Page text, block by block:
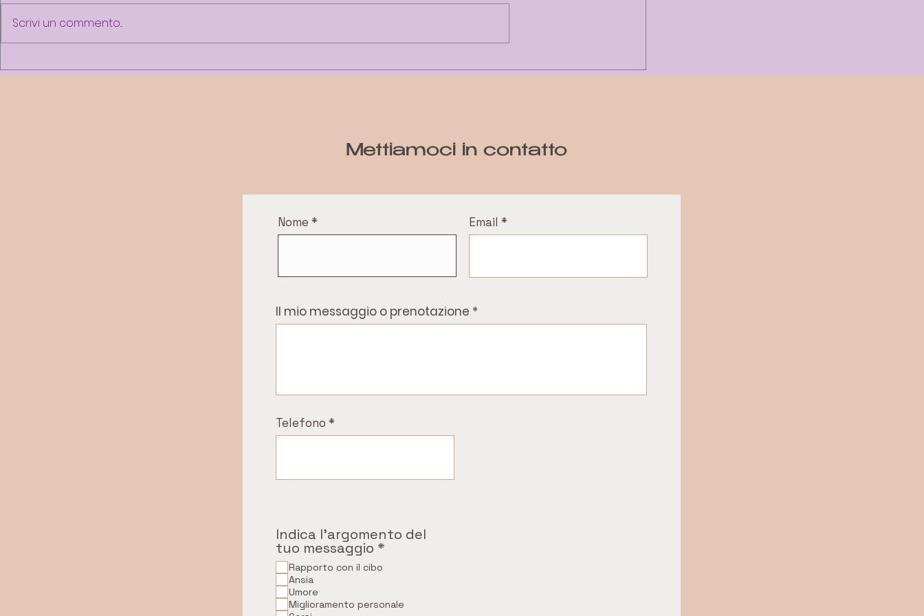
psicoaromaterapia per il
SOFFRI DI INSONNIA?
Scrivi un commento...
Mettiamoci in contatto
Nome Email
Il mio messaggio o prenotazione
Telefono
Indica l'argomento del
tuo messaggio *
i
Rapporto con il cibo
Ansia
Umore
Miglioramento personale